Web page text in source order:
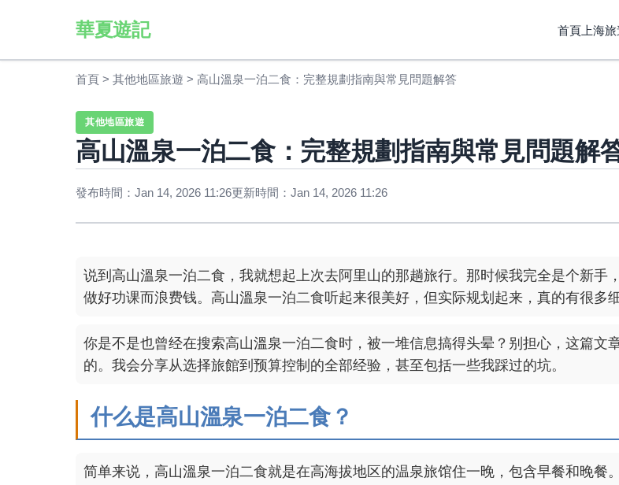
華夏遊記 首頁 上海
首頁 > 其他地區旅遊 > 高山溫泉一泊二食：完整規劃指南與常見問題解答
其他地區旅遊
高山溫泉一泊二食：完整規劃指南與常見問題解
發布時間：Jan 14, 2026 11:26更新時間：Jan 14, 2026 11:26
说到高山溫泉一泊二食，我就想起上次去阿里山的那趟旅行。那时候我完全是个新手
做好功课而浪费钱。高山溫泉一泊二食听起来很美好，但实际规划起来，真的有很多
你是不是也曾经在搜索高山溫泉一泊二食时，被一堆信息搞得头晕？别担心，这篇文
的。我会分享从选择旅館到预算控制的全部经验，甚至包括一些我踩过的坑。
什么是高山溫泉一泊二食？
简单来说，高山溫泉一泊二食就是在高海拔地区的温泉旅馆住一晚，包含早餐和晚餐